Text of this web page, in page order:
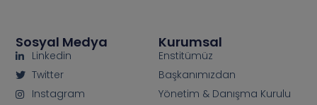
Kurumsal
Enstitümüz
Başkanımızdan
Yönetim & Danışma Kurulu
Sosyal Medya
Linkedin
Twitter
Instagram